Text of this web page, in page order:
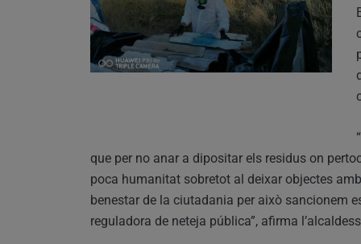
que per no anar a dipositar els residus on
poca humanitat sobretot al deixar objectes
benestar de la ciutadania per això sancionem
reguladora de neteja pública”, afirma